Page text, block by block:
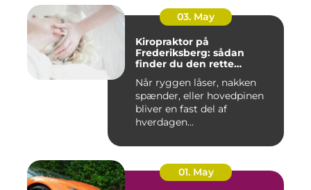
03. May
Kiropraktor på
Frederiksberg: sådan
finder du den rette
Når ryggen låser, nakken
spænder, eller hovedpinen
bliver en fast del af
hverdagen...
01. May